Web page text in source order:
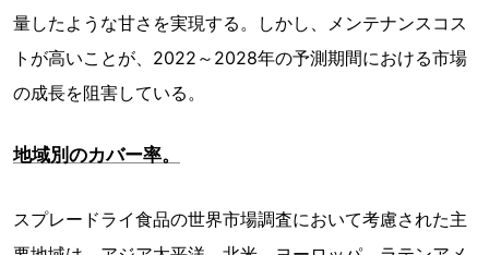
量したような甘さを実現する。しかし、メンテナンスコス
トが高いことが、2022～2028年の予測期間における市場
の成長を阻害している。
地域別のカバー率。
スプレードライ食品の世界市場調査において考慮された主